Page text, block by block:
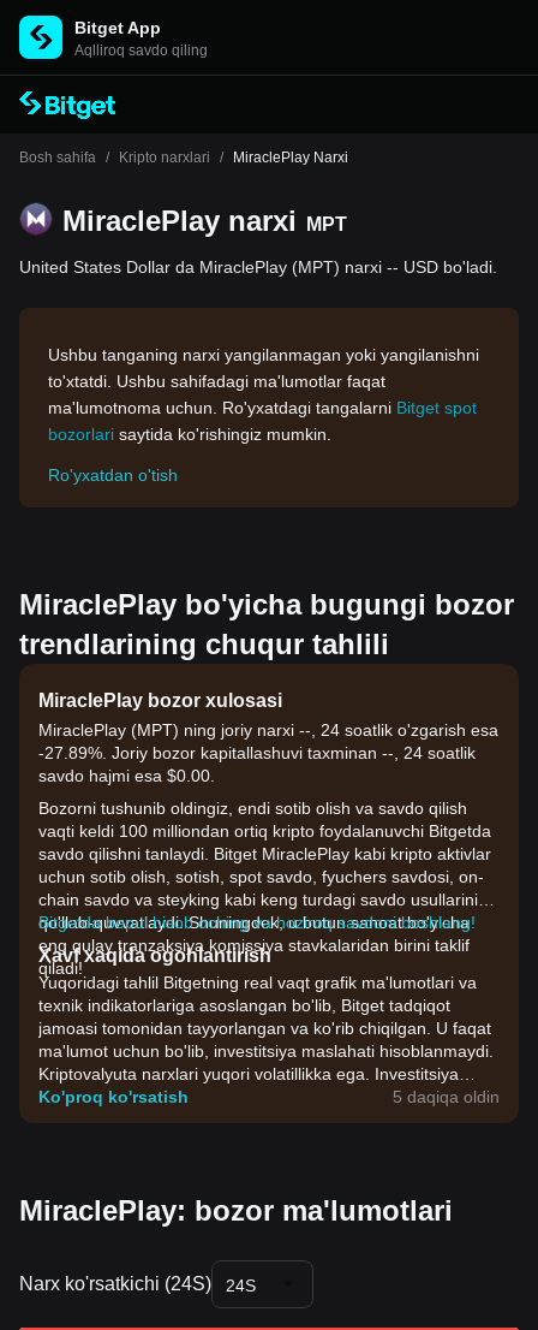
Bitget App
Aqlliroq savdo qiling
Bosh sahifa / Kripto narxlari / MiraclePlay Narxi
MiraclePlay narxi MPT
United States Dollar da MiraclePlay (MPT) narxi -- USD bo'ladi.
Ushbu tanganing narxi yangilanmagan yoki yangilanishni
to'xtatdi. Ushbu sahifadagi ma'lumotlar faqat
ma'lumotnoma uchun. Ro'yxatdagi tangalarni Bitget spot
bozorlari saytida ko'rishingiz mumkin.
Ro'yxatdan o'tish
MiraclePlay bo'yicha bugungi bozor
trendlarining chuqur tahlili
MiraclePlay bozor xulosasi
MiraclePlay (MPT) ning joriy narxi --, 24 soatlik o'zgarish esa
-27.89%. Joriy bozor kapitallashuvi taxminan --, 24 soatlik
savdo hajmi esa $0.00.
Bozorni tushunib oldingiz, endi sotib olish va savdo qilish
vaqti keldi 100 milliondan ortiq kripto foydalanuvchi Bitgetda
savdo qilishni tanlaydi. Bitget MiraclePlay kabi kripto aktivlar
uchun sotib olish, sotish, spot savdo, fyuchers savdosi, on-
chain savdo va steyking kabi keng turdagi savdo usullarini
qo'llab-quvvatlaydi. Shuningdek, u butun sanoat bo'yicha
eng qulay tranzaksiya komissiya stavkalaridan birini taklif
qiladi!
Bitgetda bepul hisob oching va hoziroq savdoni boshlang!
Xavf xaqida ogohlantirish
Yuqoridagi tahlil Bitgetning real vaqt grafik ma'lumotlari va
texnik indikatorlariga asoslangan bo'lib, Bitget tadqiqot
jamoasi tomonidan tayyorlangan va ko'rib chiqilgan. U faqat
ma'lumot uchun bo'lib, investitsiya maslahati hisoblanmaydi.
Kriptovalyuta narxlari yuqori volatillikka ega. Investitsiya
qarorlarini o'zingizning riskga chidamliligingiz asosida qabul
qiling.
Ko'proq ko'rsatish 5 daqiqa oldin
MiraclePlay: bozor ma'lumotlari
Narx ko'rsatkichi (24S) 24S